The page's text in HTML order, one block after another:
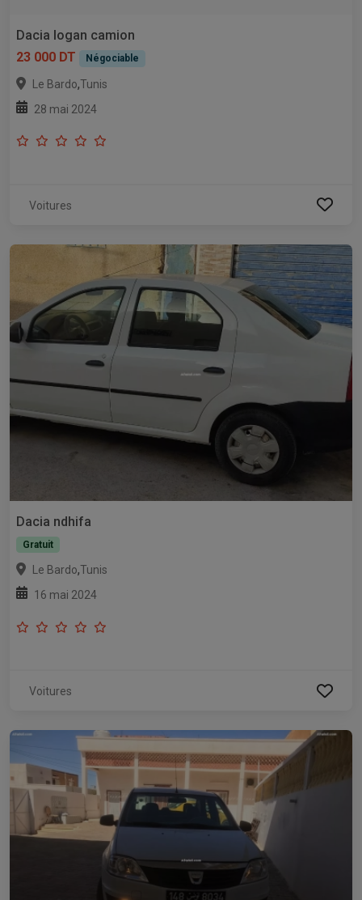
Dacia logan camion
23 000 DT
Négociable
Le Bardo,Tunis
28 mai 2024
Voitures
Dacia ndhifa
Gratuit
Le Bardo,Tunis
16 mai 2024
Voitures